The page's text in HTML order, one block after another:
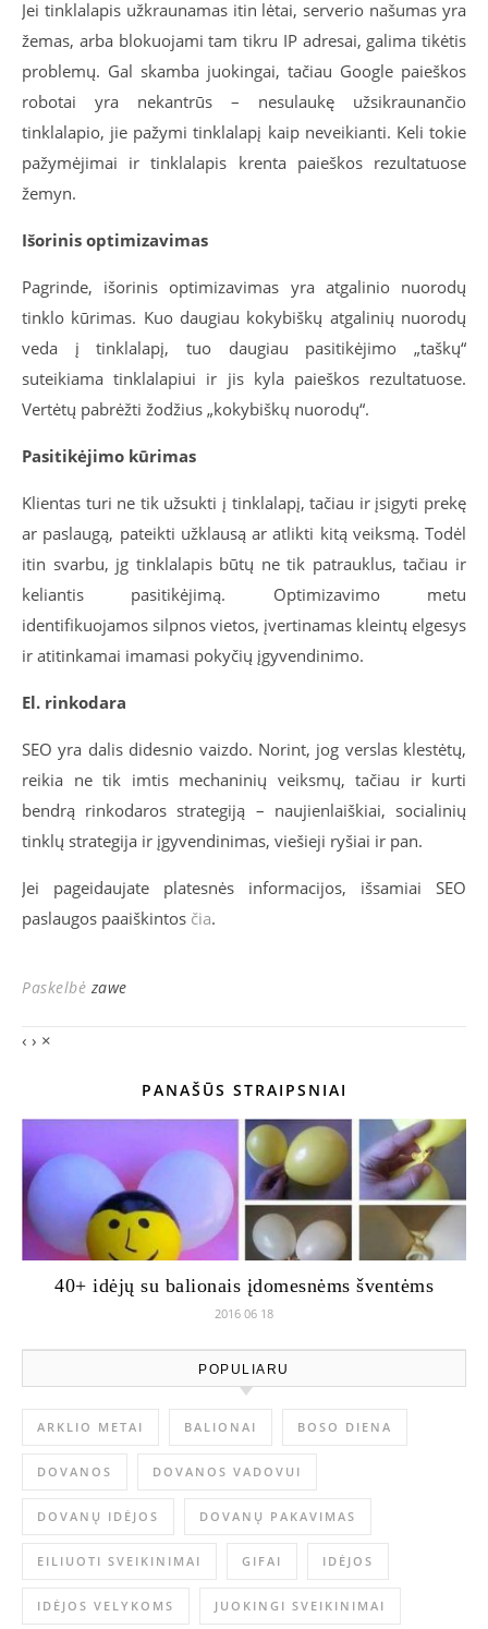
Jei tinklalapis užkraunamas itin lėtai, serverio našumas yra
žemas, arba blokuojami tam tikru IP adresai, galima tikėtis
problemų. Gal skamba juokingai, tačiau Google paieškos
robotai yra nekantrūs – nesulaukę užsikraunančio
tinklalapio, jie pažymi tinklalapį kaip neveikianti. Keli tokie
pažymėjimai ir tinklalapis krenta paieškos rezultatuose
žemyn.
Išorinis optimizavimas
Pagrinde, išorinis optimizavimas yra atgalinio nuorodų
tinklo kūrimas. Kuo daugiau kokybiškų atgalinių nuorodų
veda į tinklalapį, tuo daugiau pasitikėjimo „taškų“
suteikiama tinklalapiui ir jis kyla paieškos rezultatuose.
Vertėtų pabrėžti žodžius „kokybiškų nuorodų“.
Pasitikėjimo kūrimas
Klientas turi ne tik užsukti į tinklalapį, tačiau ir įsigyti prekę
ar paslaugą, pateikti užklausą ar atlikti kitą veiksmą. Todėl
itin svarbu, jg tinklalapis būtų ne tik patrauklus, tačiau ir
keliantis pasitikėjimą. Optimizavimo metu
identifikuojamos silpnos vietos, įvertinamas kleintų elgesys
ir atitinkamai imamasi pokyčių įgyvendinimo.
El. rinkodara
SEO yra dalis didesnio vaizdo. Norint, jog verslas klestėtų,
reikia ne tik imtis mechaninių veiksmų, tačiau ir kurti
bendrą rinkodaros strategiją – naujienlaiškiai, socialinių
tinklų strategija ir įgyvendinimas, viešieji ryšiai ir pan.
Jei pageidaujate platesnės informacijos, išsamiai SEO
paslaugos paaiškintos čia.
Paskelbė zawe
‹ › ×
PANAŠŪS STRAIPSNIAI
40+ idėjų su balionais įdomesnėms šventėms
2016 06 18
POPULIARU
ARKLIO METAI BALIONAI BOSO DIENA
DOVANOS DOVANOS VADOVUI
DOVANŲ IDĖJOS DOVANŲ PAKAVIMAS
EILIUOTI SVEIKINIMAI GIFAI IDĖJOS
IDĖJOS VELYKOMS JUOKINGI SVEIKINIMAI